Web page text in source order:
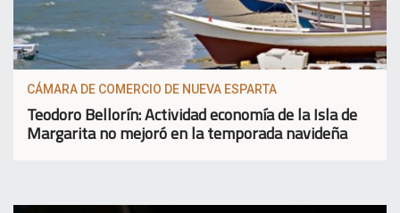
CÁMARA DE COMERCIO DE NUEVA ESPARTA
Teodoro Bellorín: Actividad economía de la Isla de
Margarita no mejoró en la temporada navideña